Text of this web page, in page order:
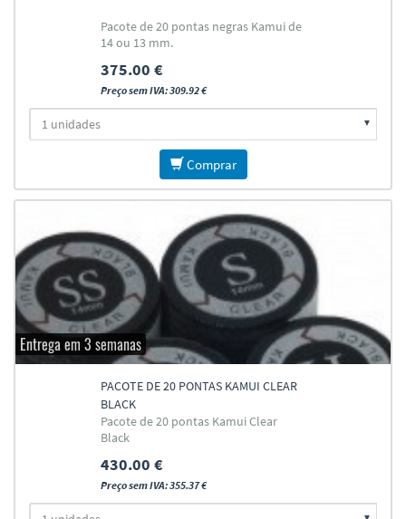
Pacote de 20 pontas negras Kamui de
14 ou 13 mm.
375.00 €
Preço sem IVA: 309.92 €
Comprar
Entrega em 3 semanas
PACOTE DE 20 PONTAS KAMUI CLEAR
BLACK
Pacote de 20 pontas Kamui Clear
Black
430.00 €
Preço sem IVA: 355.37 €